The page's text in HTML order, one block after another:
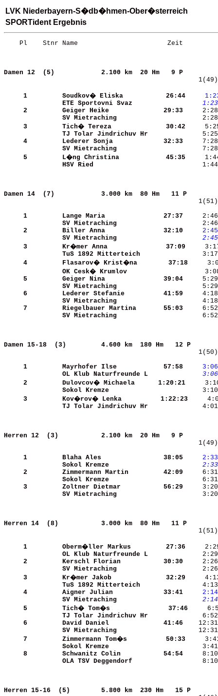
LVK Niederbayern-S�db�hmen-Ober�sterreich
SPORTident Ergebnis
Pl    Stnr
Damen 12  (5)
2.100 km  20
     1
Soudkov� Eliska
   26:44
ETE Sportovni Svaz
    1:23
     2
Geiger Heike
   29:33
SV Mietraching
     3
Tich� Tereza
   30:42
TJ Tolar Jindrichuv Hr
     4
Lederer Sonja
   32:33
SV Mietraching
     5
L�ng Christina
   45:35
HSV Ried
Damen 14  (7)
3.000 km  80
     1
Lange Maria
   27:37
SV Mietraching
     2
Biller Anna
   32:10
    2:45
SV Mietraching
    2:45
     3
Kr�mer Anna
   37:09
TuS 1892 Mitterteich
     4
Flasarov� Krist�na
   37:18
OK Cesk� Krumlov
     5
Geiger Nina
   39:04
SV Mietraching
     6
Lederer Stefanie
   41:59
SV Mietraching
     7
Riegelbauer Martina
   55:03
SV Mietraching
Damen 15-18  (3)
4.600 km  180
     1
Mayrhofer Ilse
   57:58
    3:06
OL Klub Naturfreunde L
    3:06
     2
Dulovcov� Michaela 1:20:21
Sokol Kremze
     3
Kov�rov� Lenka
1:22:23
TJ Tolar Jindrichuv Hr
Herren 12  (3)
2.100 km  20
     1
Blaha Ales
   38:05
    2:33
Sokol Kremze
    2:33
     2
Zimmermann Martin
   42:09
Sokol Kremze
     3
Zoltner Dietmar
   56:29
SV Mietraching
Herren 14  (8)
3.000 km  80
     1
Oberm�ller Markus
   27:36
OL Klub Naturfreunde L
     2
Kerschl Florian
   30:30
SV Mietraching
     3
Kr�mer Jakob
   32:29
TuS 1892 Mitterteich
     4
Aigner Julian
   33:41
    2:14
SV Mietraching
    2:14
     5
Tich� Tom�s
   37:46
TJ Tolar Jindrichuv Hr
     6
David Daniel
   41:46
SV Mietraching
     7
Zimmermann Tom�s
   50:33
Sokol Kremze
     8
Schwanitz Colin
   54:54
OLA TSV Deggendorf
Herren 15-16  (5)
5.800 km  230